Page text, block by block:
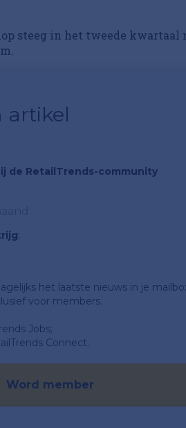
steeg in het tweede kwartaal
artikel
de RetailTrends-community
;
het laatste nieuws in je
voor members.
Jobs;
Connect.
Word member